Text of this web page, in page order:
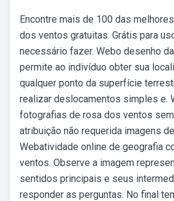
Encontre mais de 100 das
dos ventos gratuitas. Grátis para
necessário fazer. Webo desenho
permite ao indivíduo obter sua
qualquer ponto da superfície
realizar deslocamentos simples e.
fotografias de rosa dos ventos
atribuição não requerida imagens
Webatividade online de geografia
ventos. Observe a imagem
sentidos principais e seus
responder as perguntas. No final